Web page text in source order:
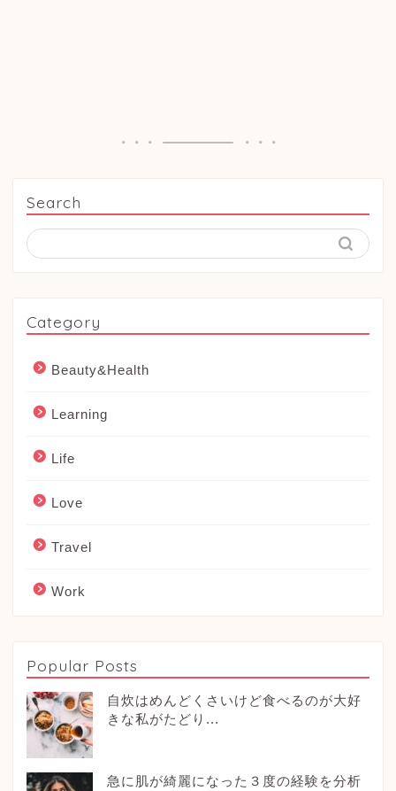
Search
Category
Beauty&Health
Learning
Life
Love
Travel
Work
Popular Posts
自炊はめんどくさいけど食べるのが大好
きな私がたどり...
急に肌が綺麗になった３度の経験を分析